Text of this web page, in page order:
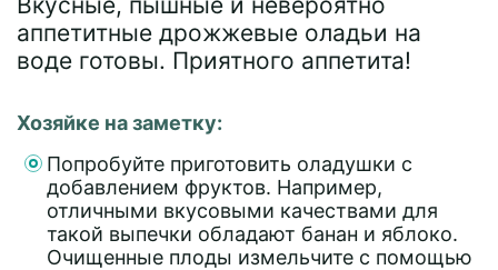
аппетитные дрожжевые оладьи на
воде готовы. Приятного аппетита!
Хозяйке на заметку:
Попробуйте приготовить оладушки с
добавлением фруктов. Например,
отличными вкусовыми качествами для
такой выпечки обладают банан и яблоко.
Очищенные плоды измельчите с помощью